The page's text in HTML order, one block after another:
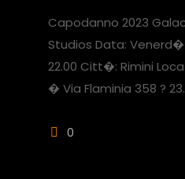
Capodanno 2023
Studios Data:
22.00 Citt�: Rimini
� Via Flaminia 358 ?
0